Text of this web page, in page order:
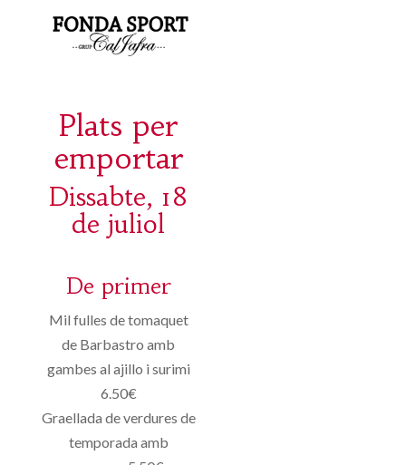
Plats per
emportar
Dissabte, 18
de juliol
De primer
Mil fulles de tomaquet
de Barbastro amb
gambes al ajillo i surimi
6.50€
Graellada de verdures de
temporada amb